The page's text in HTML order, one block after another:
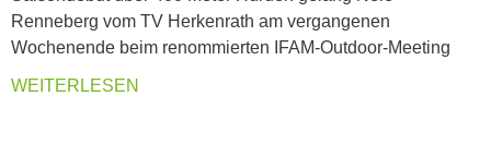
Renneberg vom TV Herkenrath am vergangenen
Wochenende beim renommierten IFAM-Outdoor-Meeting
WEITERLESEN